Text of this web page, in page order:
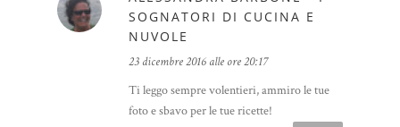
SOGNATORI DI CUCINA E
NUVOLE
23 dicembre 2016 alle ore 20:17
Ti leggo sempre volentieri, ammiro le tue
foto e sbavo per le tue ricette!